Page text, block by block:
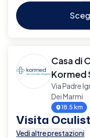
Casa di
Kormed
Via Padre
Dei Marmi
18.5 km
Visita
Vedi altre prestazioni